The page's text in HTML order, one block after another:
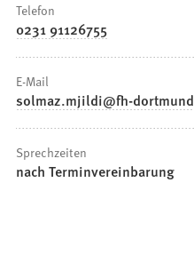
Telefon
0231 91126755
E-Mail
solmaz.mjildi fh-dortmund
Sprechzeiten
nach Terminvereinbarung